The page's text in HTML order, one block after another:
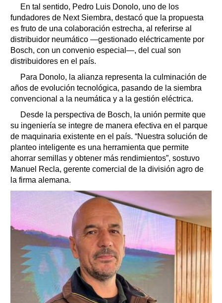
En tal sentido, Pedro Luis Donolo, uno de los
fundadores de Next Siembra, destacó que la propuesta
es fruto de una colaboración estrecha, al referirse al
distribuidor neumático —gestionado eléctricamente por
Bosch, con un convenio especial—, del cual son
distribuidores en el país.
Para Donolo, la alianza representa la culminación de
años de evolución tecnológica, pasando de la siembra
convencional a la neumática y a la gestión eléctrica.
Desde la perspectiva de Bosch, la unión permite que
su ingeniería se integre de manera efectiva en el parque
de maquinaria existente en el país. “Nuestra solución de
planteo inteligente es una herramienta que permite
ahorrar semillas y obtener más rendimientos”, sostuvo
Manuel Recla, gerente comercial de la división agro de
la firma alemana.